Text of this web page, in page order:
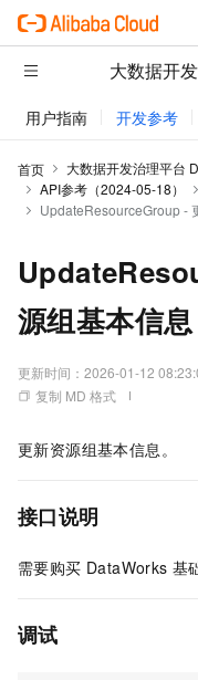
大数据开
用户指南 开发参考
首页 大数据开发治理平台
API参考（2024-05-18）
UpdateResourceGroup -
源组基本信息
更新时间： 2026-01-12
复制 MD 格式
更新资源组基本信息。
接口说明
需要购买 DataWorks 基
调试